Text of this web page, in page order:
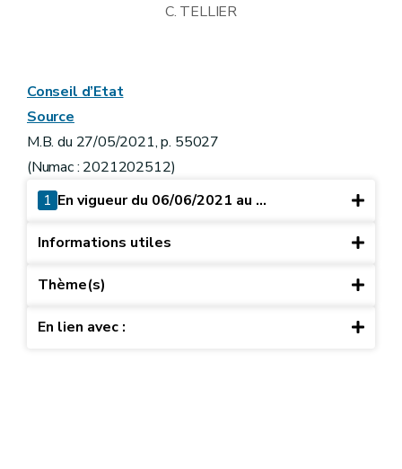
C. TELLIER
Conseil d’Etat
Source
M.B. du 27/05/2021, p. 55027
(Numac : 2021202512)
1 En vigueur du 06/06/2021 au ...
Informations utiles
Thème(s)
En lien avec :